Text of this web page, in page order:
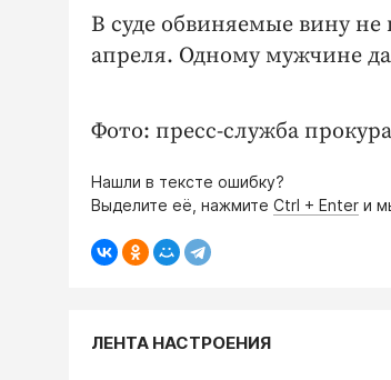
В суде обвиняемые вину
апреля. Одному мужчине
Фото: пресс-служба
Нашли в тексте ошибку?
Выделите её, нажмите Ctrl + Enter и
ЛЕНТА НАСТРОЕНИЯ